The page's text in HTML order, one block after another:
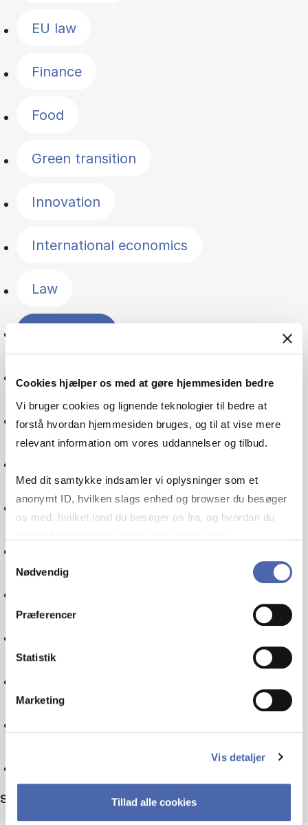
Cookies hjælper os med at gøre hjemmesiden bedre
Vi bruger cookies og lignende teknologier til bedre at
forstå hvordan hjemmesiden bruges, og til at vise mere
relevant information om vores uddannelser og tilbud.
Med dit samtykke indsamler vi oplysninger som et
anonymt ID, hvilken slags enhed og browser du besøger
os med, hvilket land du besøger os fra, og hvordan du
markedsføring. Du bestemmer selv - og kan altid trække
Samtykkevalg
Nødvendig
Præferencer
Statistik
Marketing
Vis detaljer
Tillad alle cookies
EU law
Finance
Food
Green transition
Innovation
International economics
Law
Management
The Nordic countries
Organisation
Sort by